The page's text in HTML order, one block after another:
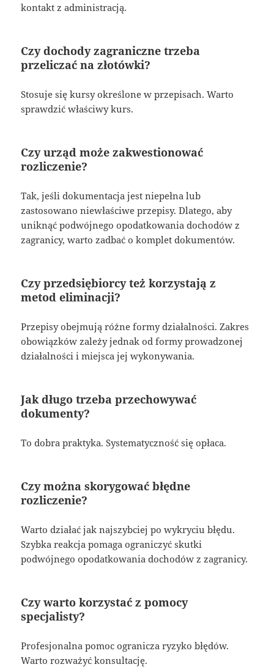
kontakt z administracją.
Czy dochody zagraniczne trzeba
przeliczać na złotówki?
Stosuje się kursy określone w przepisach. Warto
sprawdzić właściwy kurs.
Czy urząd może zakwestionować
rozliczenie?
Tak, jeśli dokumentacja jest niepełna lub
zastosowano niewłaściwe przepisy. Dlatego, aby
uniknąć podwójnego opodatkowania dochodów z
zagranicy, warto zadbać o komplet dokumentów.
Czy przedsiębiorcy też korzystają z
metod eliminacji?
Przepisy obejmują różne formy działalności. Zakres
obowiązków zależy jednak od formy prowadzonej
działalności i miejsca jej wykonywania.
Jak długo trzeba przechowywać
dokumenty?
To dobra praktyka. Systematyczność się opłaca.
Czy można skorygować błędne
rozliczenie?
Warto działać jak najszybciej po wykryciu błędu.
Szybka reakcja pomaga ograniczyć skutki
podwójnego opodatkowania dochodów z zagranicy.
Czy warto korzystać z pomocy
specjalisty?
Profesjonalna pomoc ogranicza ryzyko błędów.
Warto rozważyć konsultację.